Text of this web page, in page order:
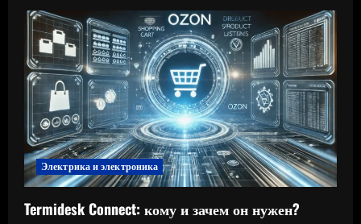
Электрика и электроника
Termidesk Connect: кому и зачем он нужен?